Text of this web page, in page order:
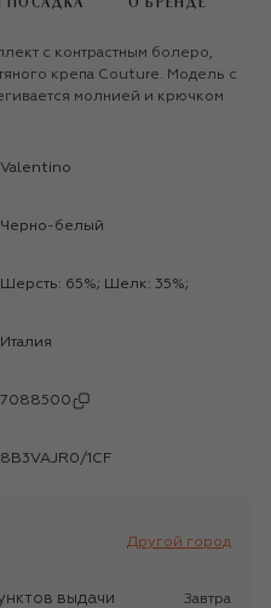
ПОСАДКА О БРЕНДЕ
с контрастным болеро,
крепа Couture. Модель с
молнией и крючком
Valentino
Черно-белый
Шерсть: 65%; Шелк: 35%;
Италия
7088500
8B3VAJR0/1CF
Другой город
выдачи
Завтра